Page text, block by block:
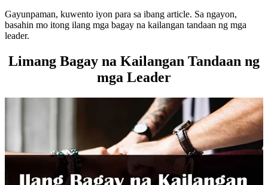
Gayunpaman, kuwento iyon para sa ibang article. Sa ngayon,
basahin mo itong ilang mga bagay na kailangan tandaan ng mga
leader.
Limang Bagay na Kailangan Tandaan ng
mga Leader